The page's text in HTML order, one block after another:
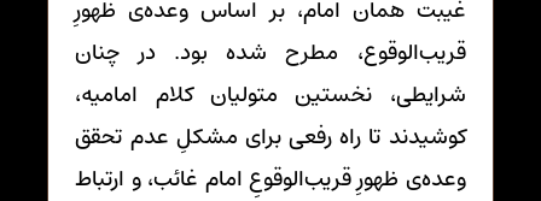
غیبت همان امام، بر اساس وعده‌ی ظهورِ
قریب‌الوقوع، مطرح شده بود. در چنان
شرایطی، نخستین متولیان کلام امامیه،
کوشیدند تا راه رفعی برای مشکلِ عدم تحقق
وعده‌ی ظهورِ قریب‌الوقوعِ امام غائب، و ارتباط